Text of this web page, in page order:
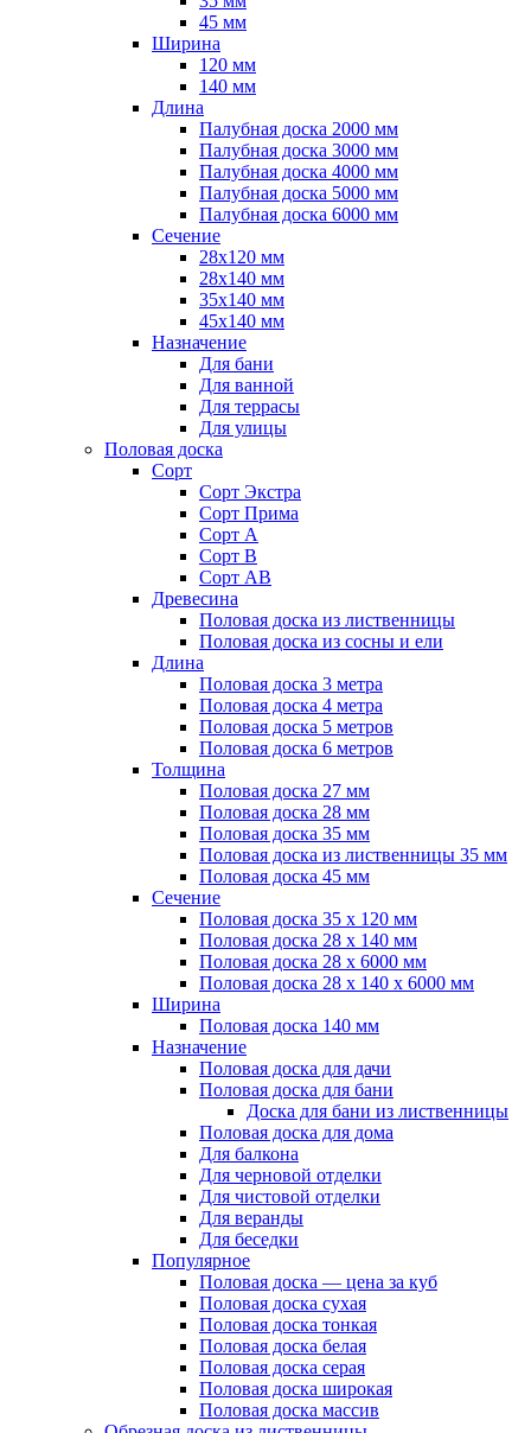
45 мм
Ширина
120 мм
140 мм
Длина
Палубная доска 2000 мм
Палубная доска 3000 мм
Палубная доска 4000 мм
Палубная доска 5000 мм
Палубная доска 6000 мм
Сечение
28х120 мм
28х140 мм
35х140 мм
45х140 мм
Назначение
Для бани
Для ванной
Для террасы
Для улицы
Половая доска
Сорт
Сорт Экстра
Сорт Прима
Сорт А
Сорт В
Сорт АВ
Древесина
Половая доска из лиственницы
Половая доска из сосны и ели
Длина
Половая доска 3 метра
Половая доска 4 метра
Половая доска 5 метров
Половая доска 6 метров
Толщина
Половая доска 27 мм
Половая доска 28 мм
Половая доска 35 мм
Половая доска из лиственницы 35 мм
Половая доска 45 мм
Сечение
Половая доска 35 х 120 мм
Половая доска 28 х 140 мм
Половая доска 28 х 6000 мм
Половая доска 28 х 140 х 6000 мм
Ширина
Половая доска 140 мм
Назначение
Половая доска для дачи
Половая доска для бани
Доска для бани из лиственницы
Половая доска для дома
Для балкона
Для черновой отделки
Для чистовой отделки
Для веранды
Для беседки
Популярное
Половая доска — цена за куб
Половая доска сухая
Половая доска тонкая
Половая доска белая
Половая доска серая
Половая доска широкая
Половая доска массив